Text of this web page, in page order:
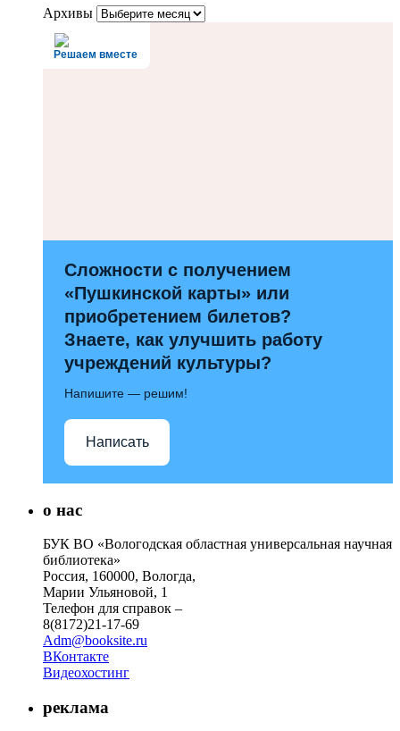
Архивы
Решаем вместе
Сложности с получением
«Пушкинской карты» или
приобретением билетов?
Знаете, как улучшить работу
учреждений культуры?
Напишите — решим!
Написать
о нас
БУК ВО «Вологодская областная универсальная научная
библиотека»
Россия, 160000, Вологда,
Марии Ульяновой, 1
Телефон для справок –
8(8172)21-17-69
Adm@booksite.ru
ВКонтакте
Видеохостинг
реклама